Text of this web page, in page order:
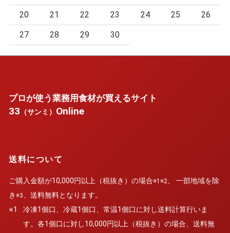
20 21 22 23 24 25 26
27 28 29 30
プロが使う業務用食材が買えるサイト
33 （サンミ） Online
送料について
ご購入金額が10,000円以上（税抜き）の場合※1※2
、 一部地域を除
き※3
、送料無料となります。
※1
冷凍1個口、冷蔵1個口、常温1個口に対し送料計算行いま
す。各1個口に対し10,000円以上（税抜き）の場合、送料無